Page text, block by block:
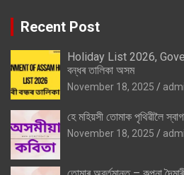
Recent Post
Holiday List 2026,
বন্ধৰ তালিকা অসম
November 18, 2025
হে মহিয়সী তোমাক পৃথিৱীলৈ
November 18, 2025